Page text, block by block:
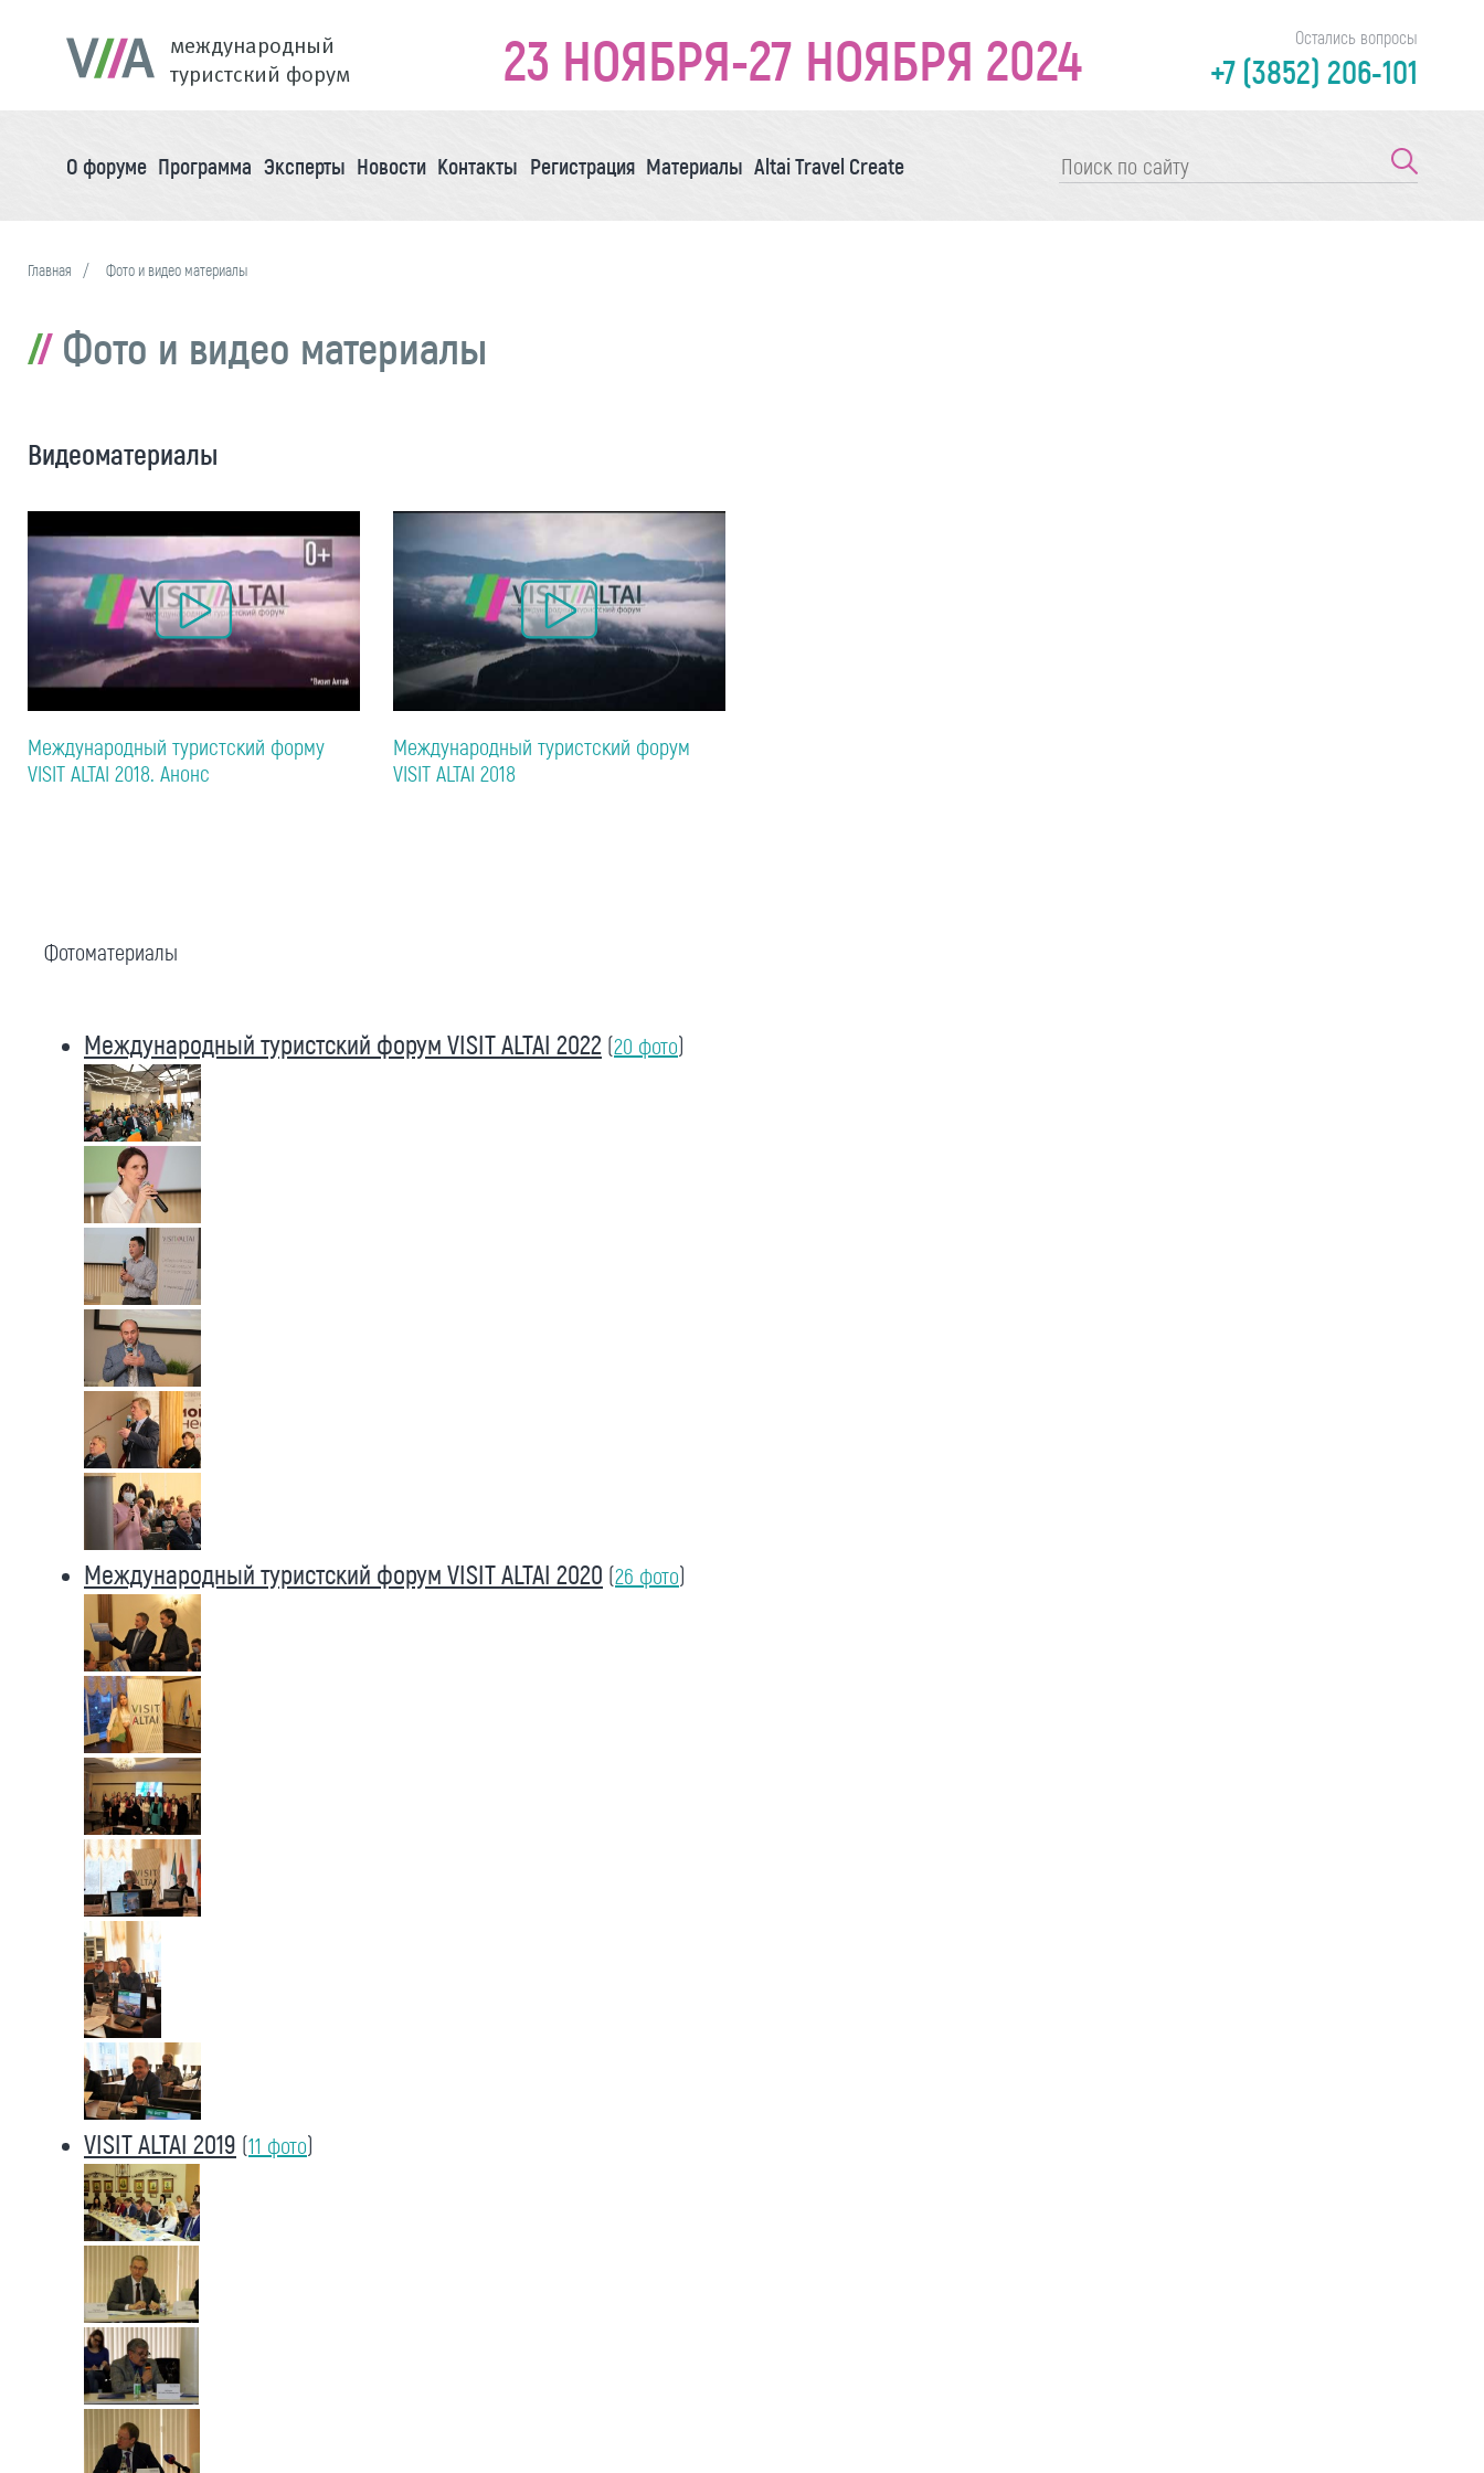
международный
туристский форум
23 НОЯБРЯ-27 НОЯБРЯ 2024 Остались вопросы
+7 (3852) 206-101
О форуме Программа Эксперты Новости Контакты Регистрация Материалы Altai Travel Create
Главная Фото и видео материалы
Фото и видео материалы
Видеоматериалы
Международный туристский форму
VISIT ALTAI 2018. Анонс
Международный туристский форум
VISIT ALTAI 2018
Фотоматериалы
Международный туристский форум VISIT ALTAI 2022 (20 фото)
Международный туристский форум VISIT ALTAI 2020 (26 фото)
VISIT ALTAI 2019 (11 фото)